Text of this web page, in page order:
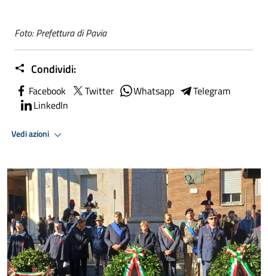
Foto: Prefettura di Pavia
Condividi:
Facebook Twitter Whatsapp
Telegram
LinkedIn
Vedi azioni